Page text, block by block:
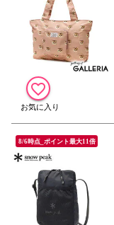
8/6時点_ポイント最大11倍